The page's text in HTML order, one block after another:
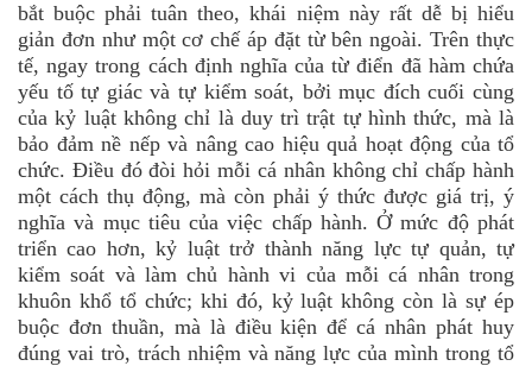
bắt buộc phải tuân theo, khái niệm này rất dễ bị hiểu
giản đơn như một cơ chế áp đặt từ bên ngoài. Trên thực
tế, ngay trong cách định nghĩa của từ điển đã hàm chứa
yếu tố tự giác và tự kiểm soát, bởi mục đích cuối cùng
của kỷ luật không chỉ là duy trì trật tự hình thức, mà là
bảo đảm nề nếp và nâng cao hiệu quả hoạt động của tổ
chức. Điều đó đòi hỏi mỗi cá nhân không chỉ chấp hành
một cách thụ động, mà còn phải ý thức được giá trị, ý
nghĩa và mục tiêu của việc chấp hành. Ở mức độ phát
triển cao hơn, kỷ luật trở thành năng lực tự quản, tự
kiểm soát và làm chủ hành vi của mỗi cá nhân trong
khuôn khổ tổ chức; khi đó, kỷ luật không còn là sự ép
buộc đơn thuần, mà là điều kiện để cá nhân phát huy
đúng vai trò, trách nhiệm và năng lực của mình trong tổ